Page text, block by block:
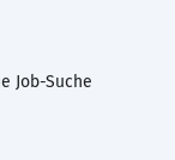
Job-Suche